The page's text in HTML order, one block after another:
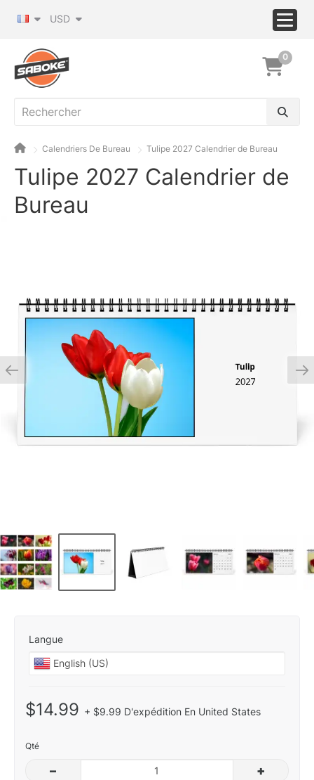
USD
0
Calendriers De Bureau Tulipe 2027 Calendrier de Bureau
Tulipe 2027 Calendrier de
Bureau
Langue
$14.99 + $9.99 D'expédition En United States
Qté
– +